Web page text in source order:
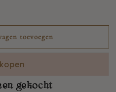
toevoegen
gekocht